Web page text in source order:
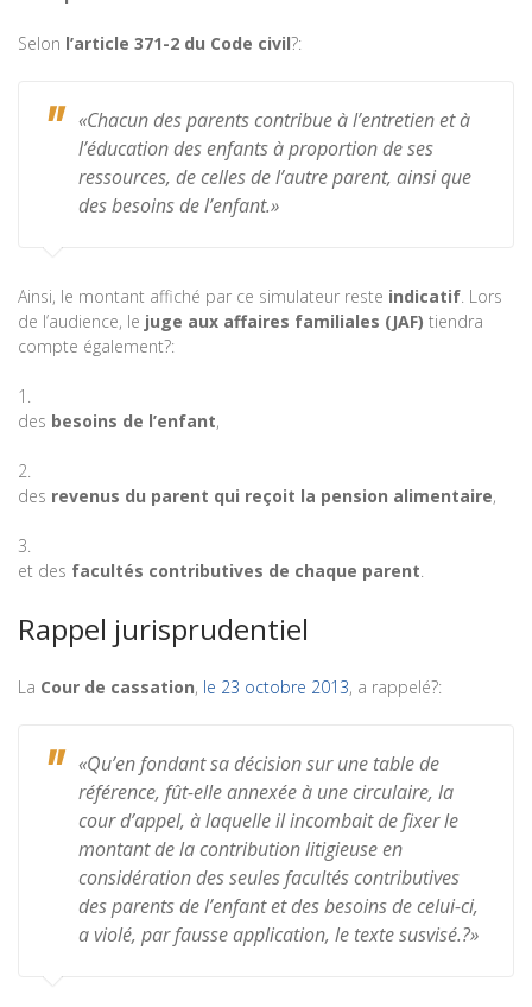
Selon l’article 371-2 du Code civil?:
«Chacun des parents contribue à l’entretien et à
l’éducation des enfants à proportion de ses
ressources, de celles de l’autre parent, ainsi que
des besoins de l’enfant.»
Ainsi, le montant affiché par ce simulateur reste indicatif . Lors
de l’audience, le juge aux affaires familiales (JAF) tiendra
compte également?:
des besoins de l’enfant,
des revenus du parent qui reçoit la pension alimentaire,
et des facultés contributives de chaque parent
Rappel jurisprudentiel
La Cour de cassation, le 23 octobre 2013, a rappelé?:
«Qu’en fondant sa décision sur une table de
référence, fût-elle annexée à une circulaire, la
cour d’appel, à laquelle il incombait de fixer le
montant de la contribution litigieuse en
considération des seules facultés contributives
des parents de l’enfant et des besoins de celui-ci,
a violé, par fausse application, le texte susvisé.?»